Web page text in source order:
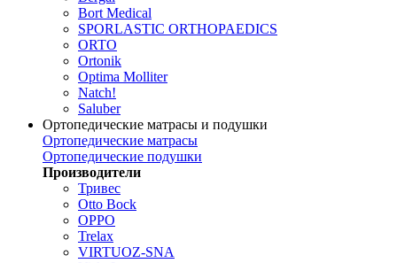
Bort Medical
SPORLASTIC ORTHOPAEDICS
ORTO
Ortonik
Optima Molliter
Natch!
Saluber
Ортопедические матрасы и подушки
Ортопедические матрасы
Ортопедические подушки
Производители
Тривес
Otto Bock
OPPO
Trelax
VIRTUOZ-SNA